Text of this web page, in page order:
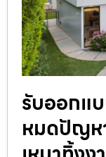
รับออกแ
หมดปัญห